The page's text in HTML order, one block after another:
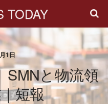
TODAY
1日
SMNと物流領
短報